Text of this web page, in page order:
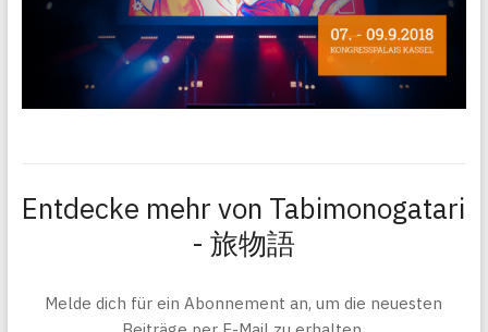
Entdecke mehr von Tabimonogatari
- 旅物語
Melde dich für ein Abonnement an, um die neuesten